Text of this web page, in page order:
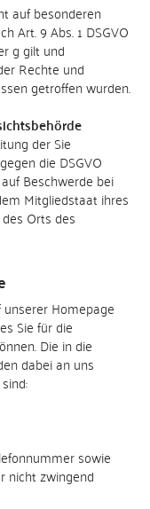
auf besonderen
Art. 9 Abs. 1 DSGVO
g gilt und
Rechte und
getroffen wurden.
der Sie
die DSGVO
Beschwerde bei
Mitgliedstaat ihres
Orts des
Homepage
Sie für die
Die in die
dabei an uns
sowie
nicht zwingend